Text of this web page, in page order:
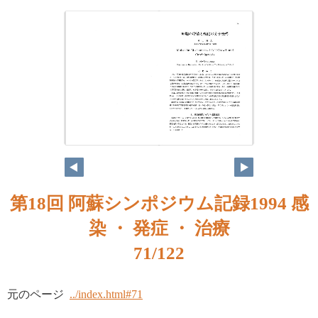
第18回 阿蘇シンポジウム記録1994 感
染 ・ 発症 ・ 治療
71/122
元のページ ../index.html#71